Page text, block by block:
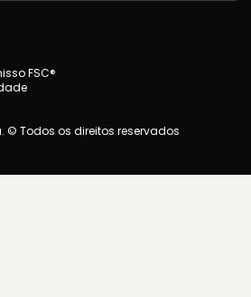
FSC®
© Todos os direitos reservados